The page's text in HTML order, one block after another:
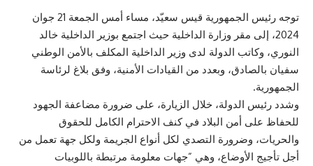
توجه رئيس الجمهورية قيس سعيّد، مساء أمس الجمعة 21 جوان
2024، إلى مقر وزارة الداخلية حيث اجتمع بوزير الداخلية خالد
النوري، وكاتب الدولة لدى وزير الداخلية المكلف بالأمن الوطني
سفيان بالصادق، وبعدد من القيادات الأمنية، وفق بلاغ لرئاسة
الجمهورية.
وشدد رئيس الدولة، خلال الزيارة، على ضرورة مضاعفة الجهود
للحفاظ على أمن البلاد في كنف الاحترام الكامل للحقوق
والحريات، وضرورة التصدي لكل أنواع الجريمة ولكل جهة تعمل من
أجل تأجيج الأوضاع، وهي ”جهات معلومة مرتبطة باللوبيات